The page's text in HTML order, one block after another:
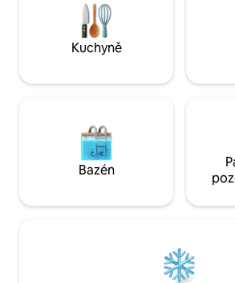
Klidné místo, kde si můžete odpočinout,
oddechnout si a vychutnat si poklidnou
pobřežní atmosféru Tutongu.😌🌊🏖️
Kuchyně
Bazén